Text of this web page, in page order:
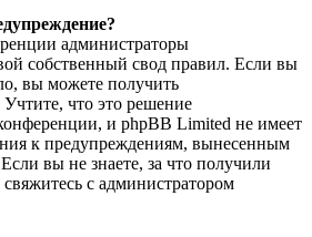
администраторы
собственный свод правил. Если вы
вы можете получить
что это решение
и phpBB Limited не имеет
к предупреждениям, вынесенным
вы не знаете, за что получили
с администратором